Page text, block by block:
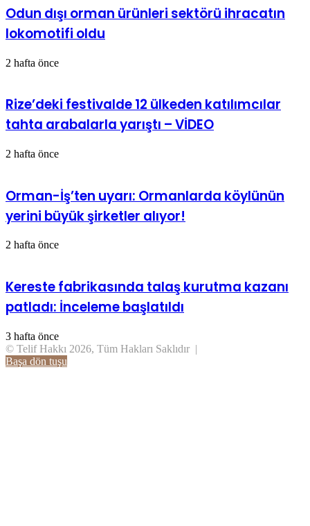
Odun dışı orman ürünleri sektörü ihracatın
lokomotifi oldu
2 hafta önce
Rize’deki festivalde 12 ülkeden katılımcılar
tahta arabalarla yarıştı – VİDEO
2 hafta önce
Orman-İş’ten uyarı: Ormanlarda köylünün
yerini büyük şirketler alıyor!
2 hafta önce
Kereste fabrikasında talaş kurutma kazanı
patladı: İnceleme başlatıldı
3 hafta önce
© Telif Hakkı 2026, Tüm Hakları Saklıdır |
Başa dön tuşu